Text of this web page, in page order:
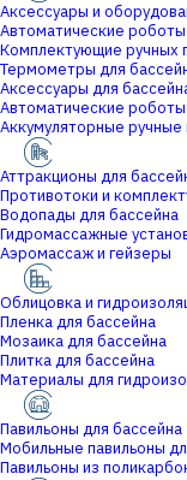
Аксессуары и
Автоматические
Комплектующие ручных
Термометры для
Аксессуары для
Автоматические
Аккумуляторные
Аттракционы для
Противотоки и
Водопады для бассейна
Гидромассажные
Аэромассаж и гейзеры
Облицовка и
Пленка для бассейна
Мозаика для бассейна
Плитка для бассейна
Материалы для
Павильоны для бассейна
Мобильные павильоны
Павильоны из